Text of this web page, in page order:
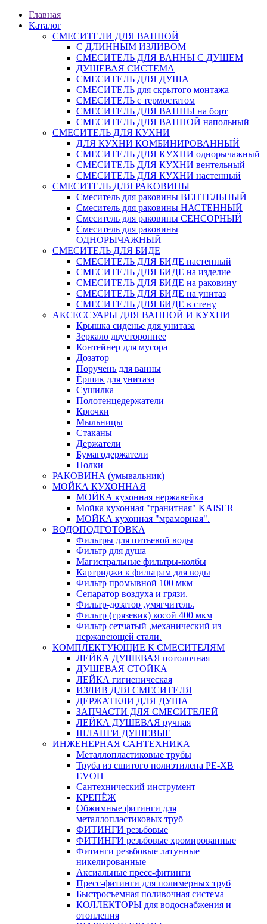
Главная
Каталог
СМЕСИТЕЛИ ДЛЯ ВАННОЙ
С ДЛИННЫМ ИЗЛИВОМ
СМЕСИТЕЛЬ ДЛЯ ВАННЫ С ДУШЕМ
ДУШЕВАЯ СИСТЕМА
СМЕСИТЕЛЬ ДЛЯ ДУША
СМЕСИТЕЛЬ для скрытого монтажа
СМЕСИТЕЛЬ с термостатом
СМЕСИТЕЛЬ ДЛЯ ВАННЫ на борт
СМЕСИТЕЛЬ ДЛЯ ВАННОЙ напольный
СМЕСИТЕЛЬ ДЛЯ КУХНИ
ДЛЯ КУХНИ КОМБИНИРОВАННЫЙ
СМЕСИТЕЛЬ ДЛЯ КУХНИ однорычажный
СМЕСИТЕЛЬ ДЛЯ КУХНИ вентельный
СМЕСИТЕЛЬ ДЛЯ КУХНИ настенный
СМЕСИТЕЛЬ ДЛЯ РАКОВИНЫ
Смеситель для раковины ВЕНТЕЛЬНЫЙ
Смеситель для раковины НАСТЕННЫЙ
Смеситель для раковины СЕНСОРНЫЙ
Смеситель для раковины
ОДНОРЫЧАЖНЫЙ
СМЕСИТЕЛЬ ДЛЯ БИДЕ
СМЕСИТЕЛЬ ДЛЯ БИДЕ настенный
СМЕСИТЕЛЬ ДЛЯ БИДЕ на изделие
СМЕСИТЕЛЬ ДЛЯ БИДЕ на раковину
СМЕСИТЕЛЬ ДЛЯ БИДЕ на унитаз
СМЕСИТЕЛЬ ДЛЯ БИДЕ в стену
АКСЕССУАРЫ ДЛЯ ВАННОЙ И КУХНИ
Крышка сиденье для унитаза
Зеркало двустороннее
Контейнер для мусора
Дозатор
Поручень для ванны
Ёршик для унитаза
Сушилка
Полотенцедержатели
Крючки
Мыльницы
Стаканы
Держатели
Бумагодержатели
Полки
РАКОВИНА (умывальник)
МОЙКА КУХОННАЯ
МОЙКА кухонная нержавейка
Мойка кухонная "гранитная" KAISER
МОЙКА кухонная "мраморная".
ВОДОПОДГОТОВКА
Фильтры для питьевой воды
Фильтр для душа
Магистральные фильтры-колбы
Картриджи к фильтрам для воды
Фильтр промывной 100 мкм
Сепаратор воздуха и грязи.
Фильтр-дозатор ,умягчитель.
Фильтр (грязевик) косой 400 мкм
Фильтр сетчатый ,механический из
нержавеющей стали.
КОМПЛЕКТУЮЩИЕ К СМЕСИТЕЛЯМ
ЛЕЙКА ДУШЕВАЯ потолочная
ДУШЕВАЯ СТОЙКА
ЛЕЙКА гигиеническая
ИЗЛИВ ДЛЯ СМЕСИТЕЛЯ
ДЕРЖАТЕЛИ ДЛЯ ДУША
ЗАПЧАСТИ ДЛЯ СМЕСИТЕЛЕЙ
ЛЕЙКА ДУШЕВАЯ ручная
ШЛАНГИ ДУШЕВЫЕ
ИНЖЕНЕРНАЯ САНТЕХНИКА
Металлопластиковые трубы
Труба из сшитого полиэтилена PE-XB
EVOH
Сантехнический инструмент
КРЕПЁЖ
Обжимные фитинги для
металлопластиковых труб
ФИТИНГИ резьбовые
ФИТИНГИ резьбовые хромированные
Фитинги резьбовые латунные
никелированные
Аксиальные пресс-фитинги
Пресс-фитинги для полимерных труб
Быстросъемная поливочная система
КОЛЛЕКТОРЫ для водоснабжения и
отопления